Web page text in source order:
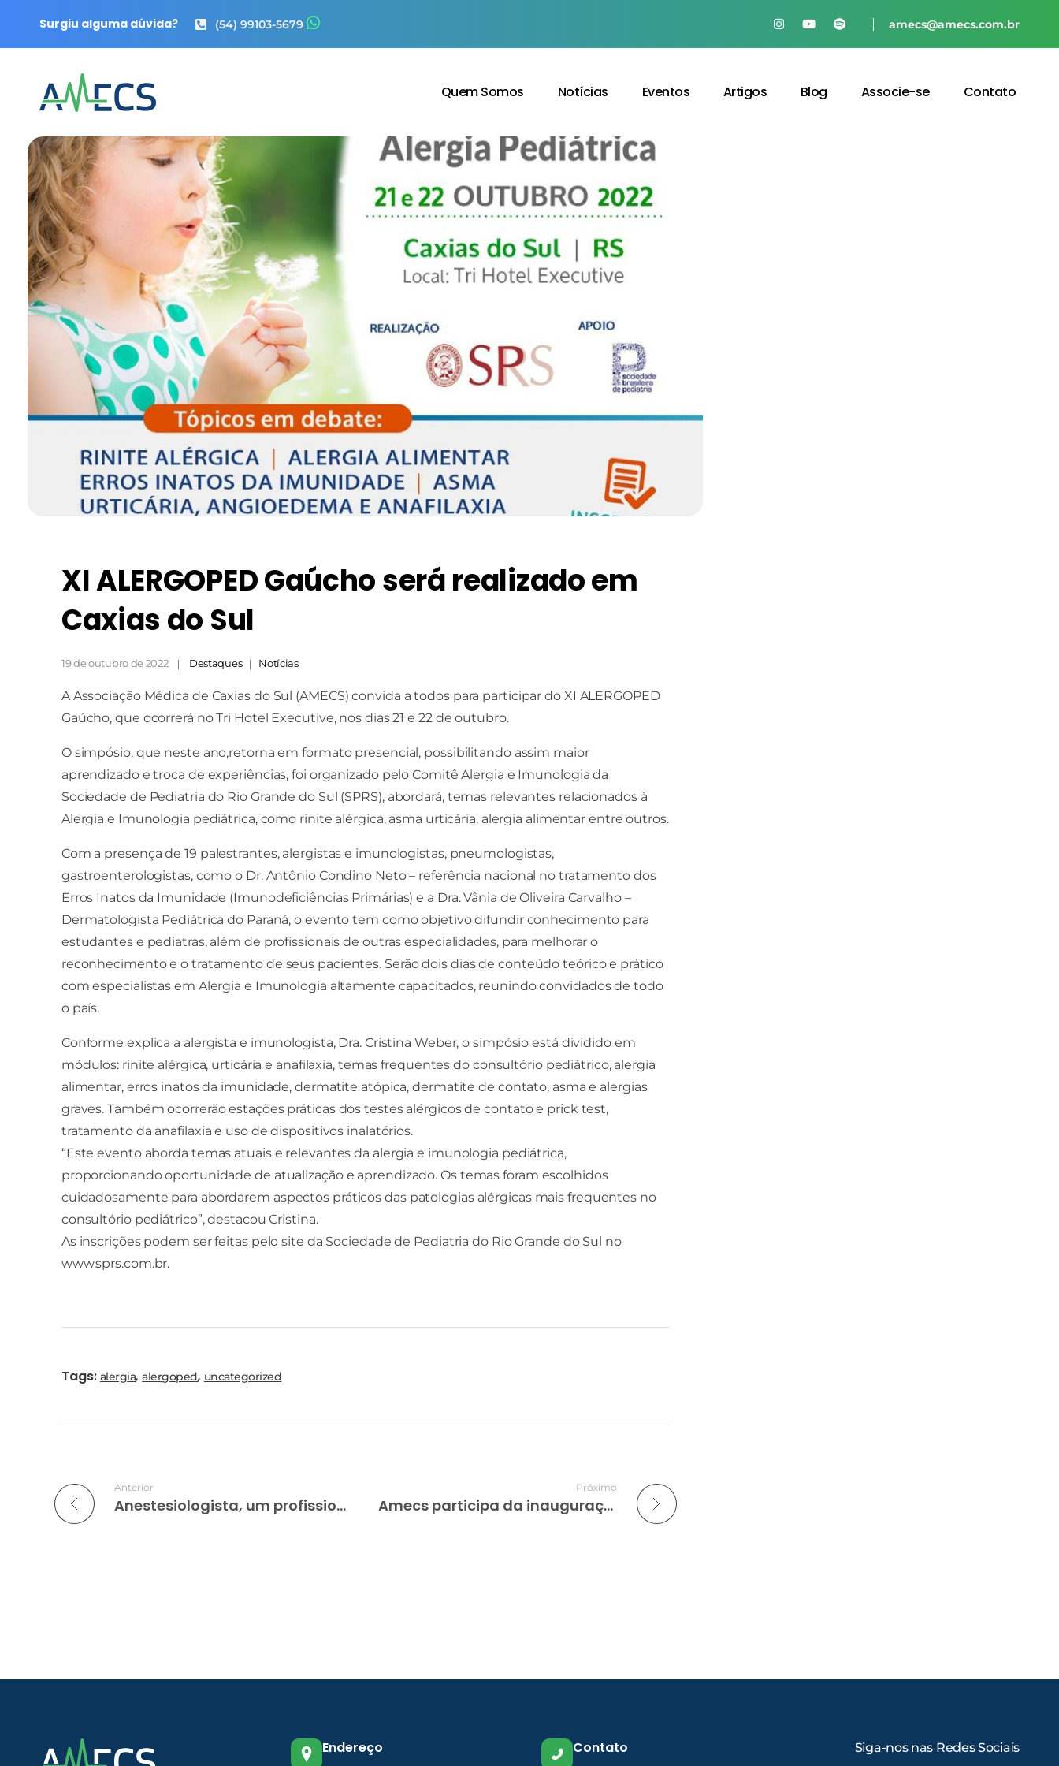
Surgiu alguma dúvida? (54) 99103-5679 amecs@amecs.com.br
Quem Somos Notícias Eventos Artigos Blog Associe-se Contato
XI ALERGOPED Gaúcho será realizado em
Caxias do Sul
19 de outubro de 2022 Destaques Notícias
A Associação Médica de Caxias do Sul (AMECS) convida a todos para participar do XI ALERGOPED
Gaúcho, que ocorrerá no Tri Hotel Executive, nos dias 21 e 22 de outubro.
O simpósio, que neste ano,retorna em formato presencial, possibilitando assim maior
aprendizado e troca de experiências, foi organizado pelo Comitê Alergia e Imunologia da
Sociedade de Pediatria do Rio Grande do Sul (SPRS), abordará, temas relevantes relacionados à
Alergia e Imunologia pediátrica, como rinite alérgica, asma urticária, alergia alimentar entre outros.
Com a presença de 19 palestrantes, alergistas e imunologistas, pneumologistas,
gastroenterologistas, como o Dr. Antônio Condino Neto – referência nacional no tratamento dos
Erros Inatos da Imunidade (Imunodeficiências Primárias) e a Dra. Vânia de Oliveira Carvalho –
Dermatologista Pediátrica do Paraná, o evento tem como objetivo difundir conhecimento para
estudantes e pediatras, além de profissionais de outras especialidades, para melhorar o
reconhecimento e o tratamento de seus pacientes. Serão dois dias de conteúdo teórico e prático
com especialistas em Alergia e Imunologia altamente capacitados, reunindo convidados de todo
o país.
Conforme explica a alergista e imunologista, Dra. Cristina Weber, o simpósio está dividido em
módulos: rinite alérgica, urticária e anafilaxia, temas frequentes do consultório pediátrico, alergia
alimentar, erros inatos da imunidade, dermatite atópica, dermatite de contato, asma e alergias
graves. Também ocorrerão estações práticas dos testes alérgicos de contato e prick test,
tratamento da anafilaxia e uso de dispositivos inalatórios.
“Este evento aborda temas atuais e relevantes da alergia e imunologia pediátrica,
proporcionando oportunidade de atualização e aprendizado. Os temas foram escolhidos
cuidadosamente para abordarem aspectos práticos das patologias alérgicas mais frequentes no
consultório pediátrico”, destacou Cristina.
As inscrições podem ser feitas pelo site da Sociedade de Pediatria do Rio Grande do Sul no
www.sprs.com.br.
Tags: alergia,alergoped, uncategorized
Anterior
Anestesiologista, um profissional de extrema importância na medicina
Próximo
Amecs participa da inauguração da nova estrutura de atendimento do Hospital Virvi Ramos
Endereço Contato Siga-nos nas Redes Sociais